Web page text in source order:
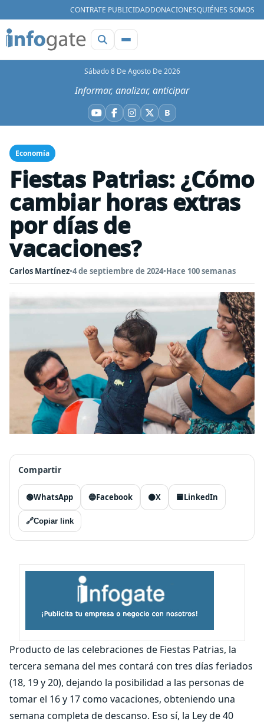
CONTRATE PUBLICIDADDONACIONESQUIÉNES SOMOS
Sábado 8 De Agosto De 2026
Informar, analizar, anticipar
YouTube
Facebook
Instagram
X BBluesky
Economía
Fiestas Patrias: ¿Cómo
cambiar horas extras
por días de
vacaciones?
Carlos Martínez•4 de septiembre de 2024•Hace 100 semanas
Compartir
🟢WhatsApp 🔵Facebook ⚫X 🟦LinkedIn
🔗Copiar link
Producto de las celebraciones de Fiestas Patrias, la
tercera semana del mes contará con tres días feriados
(18, 19 y 20), dejando la posibilidad a las personas de
tomar el 16 y 17 como vacaciones, obteniendo una
semana completa de descanso. Eso sí, la Ley de 40